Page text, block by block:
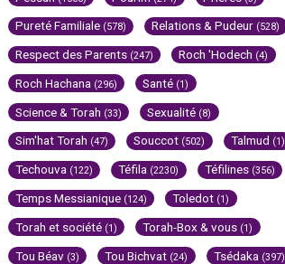
Pureté Familiale (578) Relations & Pudeur (528)
Respect des Parents (247) Roch 'Hodech (4)
Roch Hachana (296) Santé (1)
Science & Torah (33) Sexualité (8)
Sim'hat Torah (47) Souccot (502) Talmud (1)
Techouva (122) Téfila (2230) Téfilines (356)
Temps Messianique (124) Toledot (1)
Torah et société (1) Torah-Box & vous (1)
Tou Béav (3) Tou Bichvat (24) Tsédaka (397)